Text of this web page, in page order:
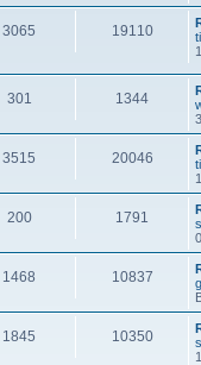
3065 19110
301 1344
3515 20046
200 1791
1468 10837
1845 10350